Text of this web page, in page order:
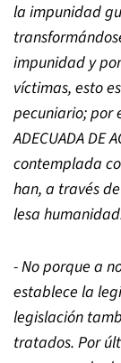
la impunidad
impunidad y
víctimas, esto
pecuniario; por
ADECUADA DE
contemplada
han, a través
lesa
- No porque a
establece la
legislación
tratados. Por